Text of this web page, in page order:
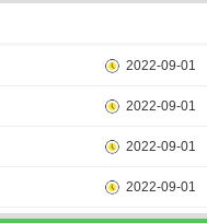
2022-09-01
2022-09-01
2022-09-01
2022-09-01